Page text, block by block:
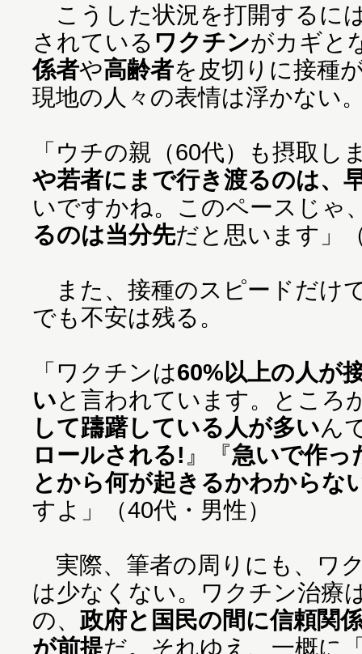
こうした状況を打開するに
されている ワクチンがカギと
係者や高齢者を皮切りに接種
現地の人々の表情は浮かない
「ウチの親（60代）も摂取し
や若者にまで行き渡るのは、
いですかね。このペースじゃ
るのは当分先だと思います」
また、接種のスピードだけ
でも不安は残る。
「ワクチンは60%以上の人が
いと言われています。ところ
して躊躇している人が多いん
ロールされる! 』『急いで作っ
とから何が起きるかわからな
すよ」（40代・男性）
実際、筆者の周りにも、ワ
は少なくない。ワクチン治療
の、 政府と国民の間に信頼関
が前提だ。それゆえ、一概に